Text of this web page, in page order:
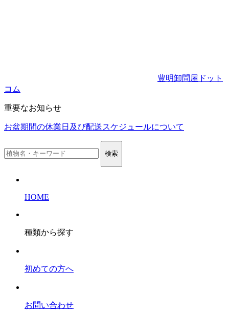
豊明卸問屋ドット
コム
重要なお知らせ
お盆期間の休業日及び配送スケジュールについて
検索
HOME
種類から探す
初めての方へ
お問い合わせ